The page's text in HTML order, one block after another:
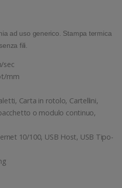
ad uso generico. Stampa termica
fili.
sec
mm
Carta in rotolo, Cartellini,
o modulo continuo,
10/100, USB Host, USB Tipo-